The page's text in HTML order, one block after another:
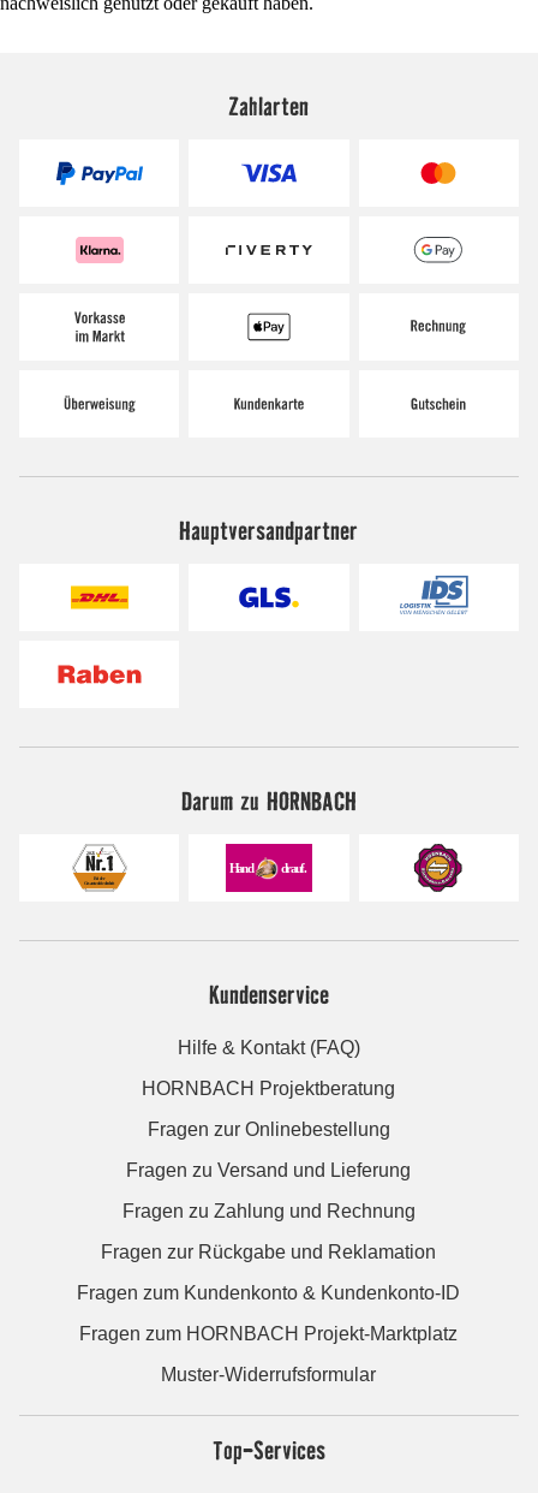
Zahlarten
Hauptversandpartner
Darum zu HORNBACH
Kundenservice
Hilfe & Kontakt (FAQ)
HORNBACH Projektberatung
Fragen zur Onlinebestellung
Fragen zu Versand und Lieferung
Fragen zu Zahlung und Rechnung
Fragen zur Rückgabe und Reklamation
Fragen zum Kundenkonto & Kundenkonto-ID
Fragen zum HORNBACH Projekt-Marktplatz
Muster-Widerrufsformular
Top-Services